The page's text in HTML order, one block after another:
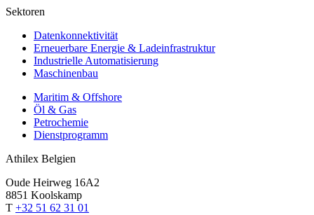
Sektoren
Datenkonnektivität
Erneuerbare Energie & Ladeinfrastruktur
Industrielle Automatisierung
Maschinenbau
Maritim & Offshore
Öl & Gas
Petrochemie
Dienstprogramm
Athilex Belgien
Oude Heirweg 16A2
8851 Koolskamp
T +32 51 62 31 01